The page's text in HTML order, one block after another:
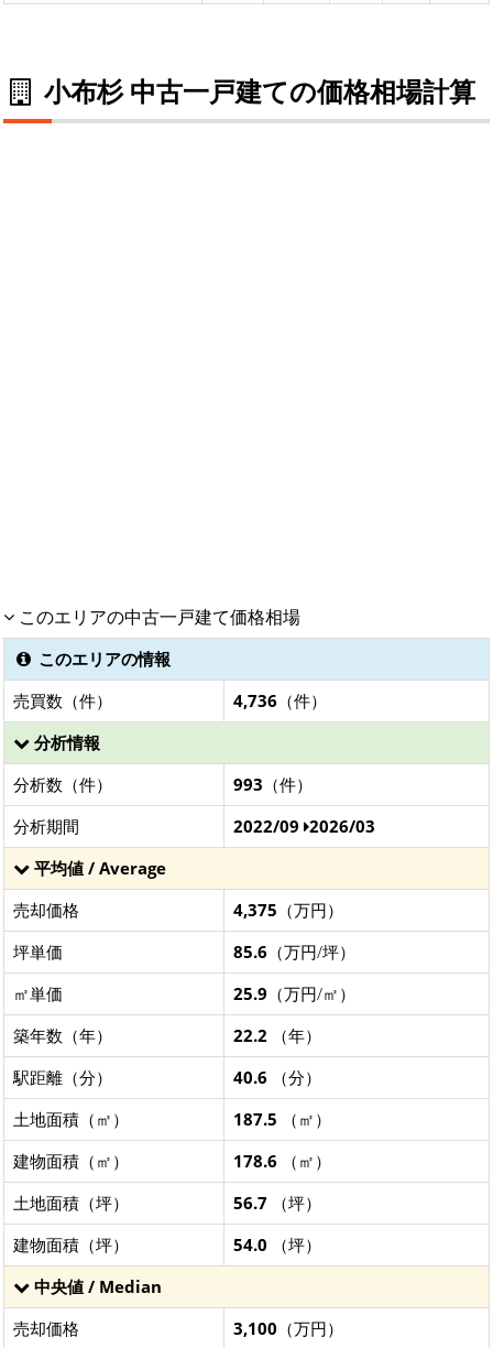
小布杉 中古一戸建ての価格相場計算
このエリアの中古一戸建て価格相場
このエリアの情報
売買数（件）
4,736 （件）
分析情報
分析数（件）
993 （件）
分析期間
2022/09 2026/03
平均値 / Average
売却価格
4,375 （万円）
坪単価
85.6 （万円/坪）
㎡単価
25.9 （万円/㎡）
築年数（年）
22.2 （年）
駅距離（分）
40.6 （分）
土地面積（㎡）
187.5 （㎡）
建物面積（㎡）
178.6 （㎡）
土地面積（坪）
56.7 （坪）
建物面積（坪）
54.0 （坪）
中央値 / Median
売却価格
3,100 （万円）